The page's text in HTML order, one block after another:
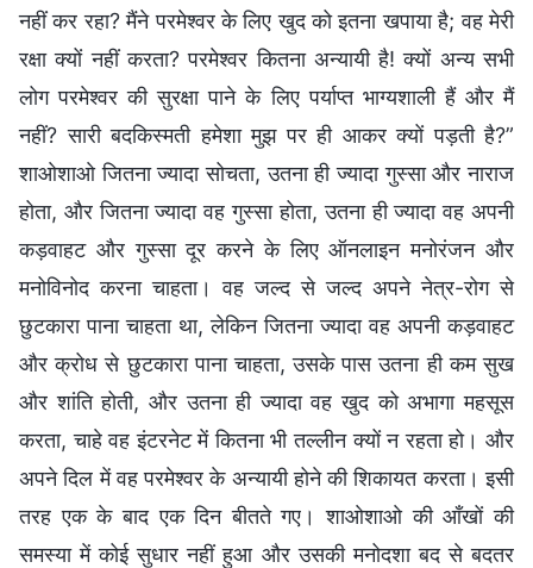
नहीं कर रहा? मैंने परमेश्वर के लिए खुद को इतना खपाया है; वह मेरी
रक्षा क्यों नहीं करता? परमेश्वर कितना अन्यायी है! क्यों अन्य सभी
लोग परमेश्वर की सुरक्षा पाने के लिए पर्याप्त भाग्यशाली हैं और मैं
नहीं? सारी बदकिस्मती हमेशा मुझ पर ही आकर क्यों पड़ती है?”
शाओशाओ जितना ज्यादा सोचता, उतना ही ज्यादा गुस्सा और नाराज
होता, और जितना ज्यादा वह गुस्सा होता, उतना ही ज्यादा वह अपनी
कड़वाहट और गुस्सा दूर करने के लिए ऑनलाइन मनोरंजन और
मनोविनोद करना चाहता। वह जल्द से जल्द अपने नेत्र-रोग से
छुटकारा पाना चाहता था, लेकिन जितना ज्यादा वह अपनी कड़वाहट
और क्रोध से छुटकारा पाना चाहता, उसके पास उतना ही कम सुख
और शांति होती, और उतना ही ज्यादा वह खुद को अभागा महसूस
करता, चाहे वह इंटरनेट में कितना भी तल्लीन क्यों न रहता हो। और
अपने दिल में वह परमेश्वर के अन्यायी होने की शिकायत करता। इसी
तरह एक के बाद एक दिन बीतते गए। शाओशाओ की आँखों की
समस्या में कोई सुधार नहीं हुआ और उसकी मनोदशा बद से बदतर